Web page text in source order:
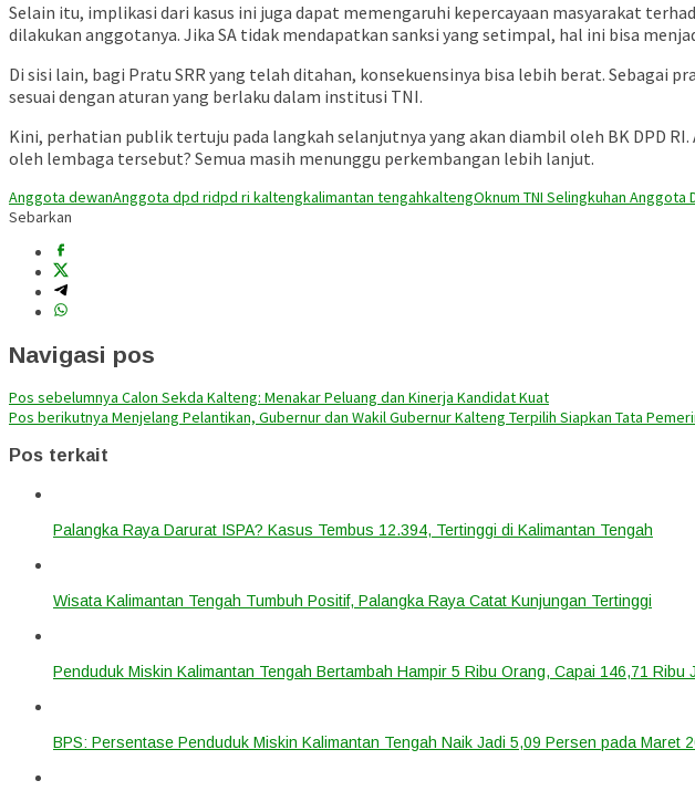
Selain itu, implikasi dari kasus ini juga dapat memengaruhi kepercayaan masyarakat
dilakukan anggotanya. Jika SA tidak mendapatkan sanksi yang setimpal, hal ini bisa
Di sisi lain, bagi Pratu SRR yang telah ditahan, konsekuensinya bisa lebih berat.
sesuai dengan aturan yang berlaku dalam institusi TNI.
Kini, perhatian publik tertuju pada langkah selanjutnya yang akan diambil oleh BK DPD
oleh lembaga tersebut? Semua masih menunggu perkembangan lebih lanjut.
Anggota dewanAnggota dpd ridpd ri kaltengkalimantan tengahkaltengOknum TNI Selingkuhan Anggota
Sebarkan
Navigasi pos
Pos sebelumnya Calon Sekda Kalteng: Menakar Peluang dan Kinerja Kandidat Kuat
Pos berikutnya Menjelang Pelantikan, Gubernur dan Wakil Gubernur Kalteng Terpilih Siapkan Tata
Pos terkait
Palangka Raya Darurat ISPA? Kasus Tembus 12.394, Tertinggi di Kalimantan Tengah
Wisata Kalimantan Tengah Tumbuh Positif, Palangka Raya Catat Kunjungan Tertinggi
Penduduk Miskin Kalimantan Tengah Bertambah Hampir 5 Ribu Orang, Capai 146,71 Ribu
BPS: Persentase Penduduk Miskin Kalimantan Tengah Naik Jadi 5,09 Persen pada Maret